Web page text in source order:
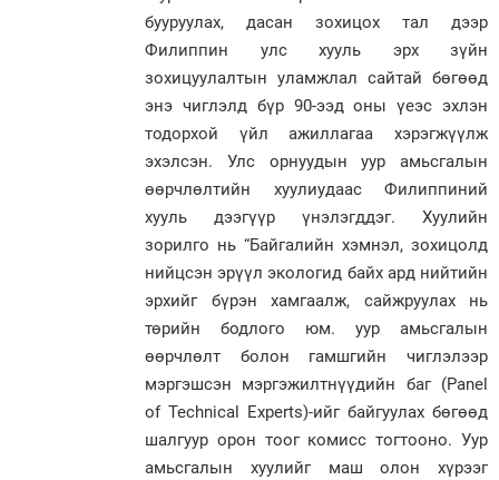
бууруулах, дасан зохицох тал дээр
Филиппин улс хууль эрх зүйн
зохицуулалтын уламжлал сайтай бөгөөд
энэ чиглэлд бүр 90-ээд оны үеэс эхлэн
тодорхой үйл ажиллагаа хэрэгжүүлж
эхэлсэн. Улс орнуудын уур амьсгалын
өөрчлөлтийн хуулиудаас Филиппиний
хууль дээгүүр үнэлэгддэг. Хуулийн
зорилго нь “Байгалийн хэмнэл, зохицолд
нийцсэн эрүүл экологид байх ард нийтийн
эрхийг бүрэн хамгаалж, сайжруулах нь
төрийн бодлого юм. уур амьсгалын
өөрчлөлт болон гамшгийн чиглэлээр
мэргэшсэн мэргэжилтнүүдийн баг (Panel
of Technical Experts)-ийг байгуулах бөгөөд
шалгуур орон тоог комисс тогтооно. Уур
амьсгалын хуулийг маш олон хүрээг